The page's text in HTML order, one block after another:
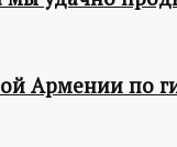
Армении по